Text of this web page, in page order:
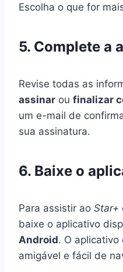
Escolha o que for
5. Complete a
Revise todas as
assinar ou finalizar
um e-mail de
sua assinatura.
6. Baixe o
Para assistir ao Star+
baixe o aplicativo
Android. O
amigável e fácil de